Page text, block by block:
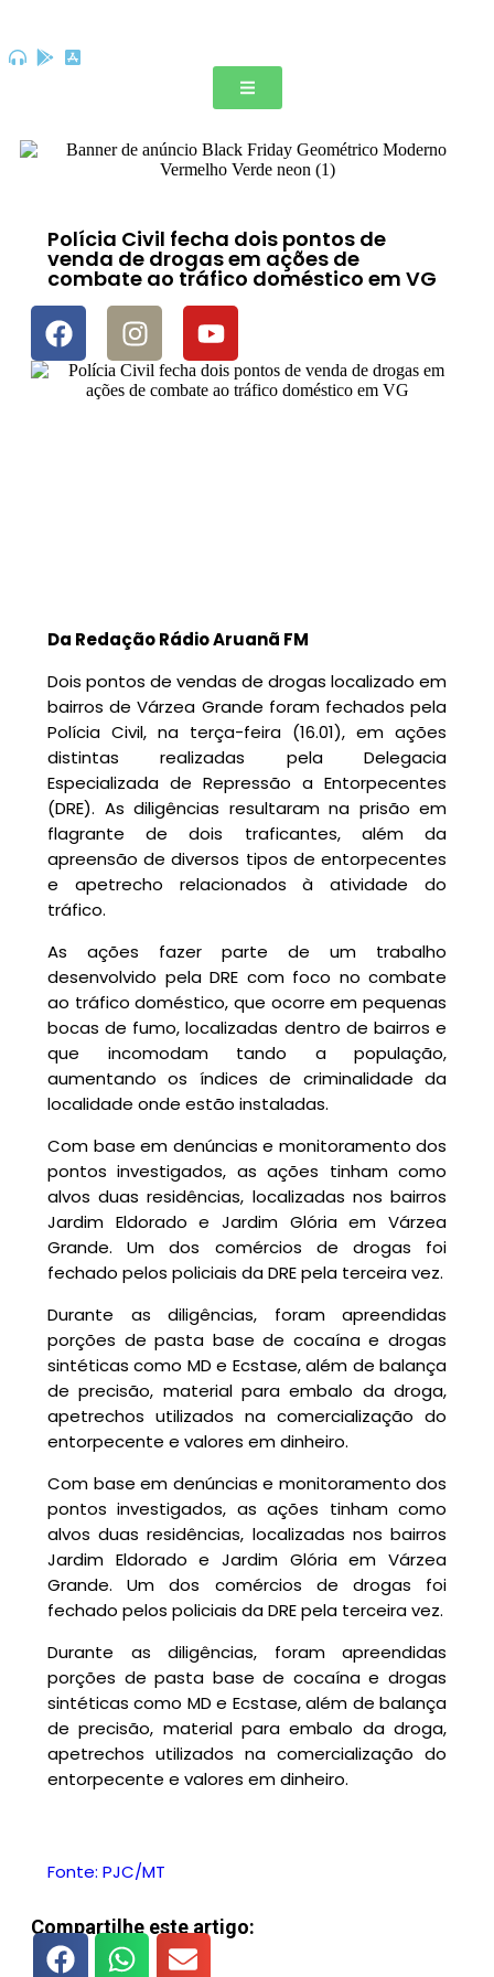
Polícia Civil fecha dois pontos de
venda de drogas em ações de
combate ao tráfico doméstico em VG
Da Redação Rádio Aruanã FM
Dois pontos de vendas de drogas localizado em
bairros de Várzea Grande foram fechados pela
Polícia Civil, na terça-feira (16.01), em ações
distintas realizadas pela Delegacia
Especializada de Repressão a Entorpecentes
(DRE). As diligências resultaram na prisão em
flagrante de dois traficantes, além da
apreensão de diversos tipos de entorpecentes
e apetrecho relacionados à atividade do
tráfico.
As ações fazer parte de um trabalho
desenvolvido pela DRE com foco no combate
ao tráfico doméstico, que ocorre em pequenas
bocas de fumo, localizadas dentro de bairros e
que incomodam tando a população,
aumentando os índices de criminalidade da
localidade onde estão instaladas.
Com base em denúncias e monitoramento dos
pontos investigados, as ações tinham como
alvos duas residências, localizadas nos bairros
Jardim Eldorado e Jardim Glória em Várzea
Grande. Um dos comércios de drogas foi
fechado pelos policiais da DRE pela terceira vez.
Durante as diligências, foram apreendidas
porções de pasta base de cocaína e drogas
sintéticas como MD e Ecstase, além de balança
de precisão, material para embalo da droga,
apetrechos utilizados na comercialização do
entorpecente e valores em dinheiro.
Com base em denúncias e monitoramento dos
pontos investigados, as ações tinham como
alvos duas residências, localizadas nos bairros
Jardim Eldorado e Jardim Glória em Várzea
Grande. Um dos comércios de drogas foi
fechado pelos policiais da DRE pela terceira vez.
Durante as diligências, foram apreendidas
porções de pasta base de cocaína e drogas
sintéticas como MD e Ecstase, além de balança
de precisão, material para embalo da droga,
apetrechos utilizados na comercialização do
entorpecente e valores em dinheiro.
Fonte: PJC/MT
Compartilhe este artigo: